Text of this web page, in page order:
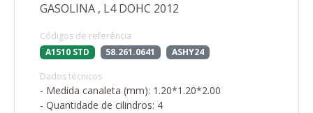
GASOLINA , L4 DOHC 2012
Códigos de referência
A1510 STD
58.261.0641 ASHY24
Dados técnicos
- Medida canaleta (mm): 1.20*1.20*2.00
- Quantidade de cilindros: 4